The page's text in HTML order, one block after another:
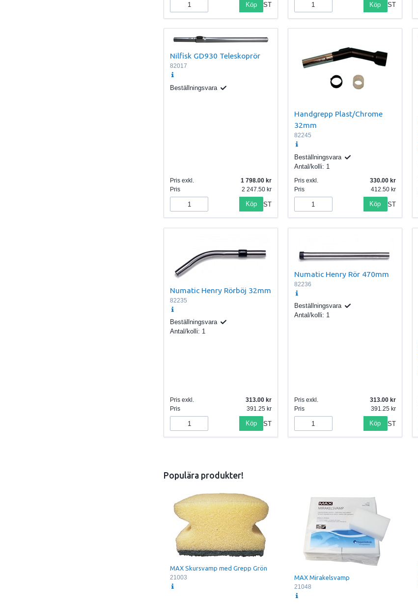
Köp ST Köp ST
Nilfisk GD930 Teleskoprör
82017
Beställningsvara
Pris exkl.
1 798.00
Pris
2 247.50
Köp ST
Handgrepp Plast/Chrome
32mm
82245
Beställningsvara
Antal/kolli: 1
Pris exkl.
330.00
Pris
412.50
Köp ST
Numatic Henry Rörböj 32mm
82235
Beställningsvara
Antal/kolli: 1
Pris exkl.
313.00
Pris
391.25
Köp ST
Numatic Henry Rör 470mm
82236
Beställningsvara
Antal/kolli: 1
Pris exkl.
313.00
Pris
391.25
Köp ST
Populära produkter!
MAX Skursvamp med Grepp Grön
21003
MAX Mirakelsvamp
21048